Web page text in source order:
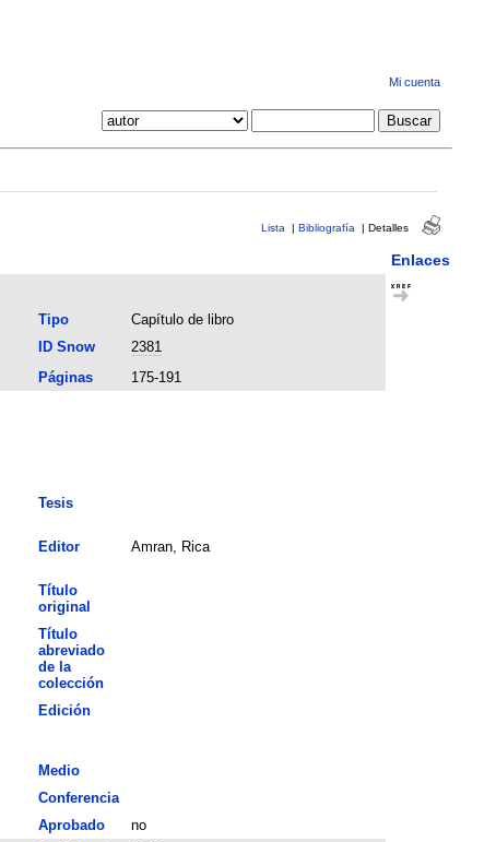
Mi cuenta
Lista | Bibliografía | Detalles
Enlaces
Tipo
Capítulo de libro
ID Snow
2381
Páginas
175-191
Tesis
Editor Amran, Rica
Título
original
Título
abreviado
de la
colección
Edición
Medio
Conferencia
Aprobado
no